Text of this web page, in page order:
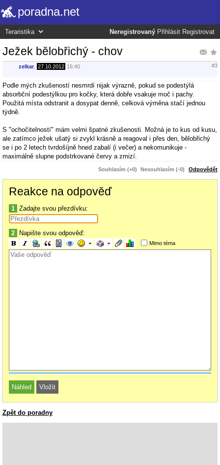
poradna.net
Neregistrovaný Přihlásit Registrovat
Ježek bělobřichý - chov
zelkar 27.10.2012 16:40 #3
Podle mých zkušeností nesmrdí nijak výrazně, pokud se podestýlá
absorbční podestýlkou pro kočky, která dobře vsakuje moč i pachy.
Použitá místa odstranit a dosypat denně, celková výměna stačí jednou
týdně.
S "ochočitelností" mám velmi špatné zkušenosti. Možná je to kus od kusu,
ale zatímco ježek ušatý si zvykl krásně a reagoval i přes den, bělobřichý
se i po 2 letech tvrdošíjně hned zabalí (i večer) a nekomunikuje -
maximálně slupne podstrkované červy a zmizí.
Souhlasím (+0) Nesouhlasím (-0) Odpovědět
Reakce na odpověď
1 Zadajte svou přezdívku:
2 Napište svou odpověď:
Mimo téma
Zpět do poradny